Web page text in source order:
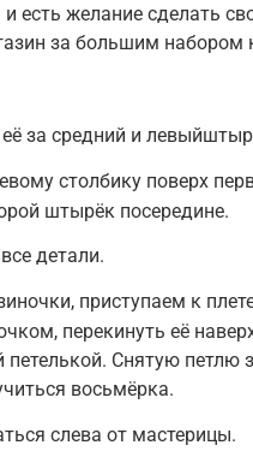
есть желание сделать
за большим набором
за средний и
столбику поверх
штырёк посередине.
детали.
приступаем к
перекинуть её
Снятую петлю
восьмёрка.
слева от мастерицы.